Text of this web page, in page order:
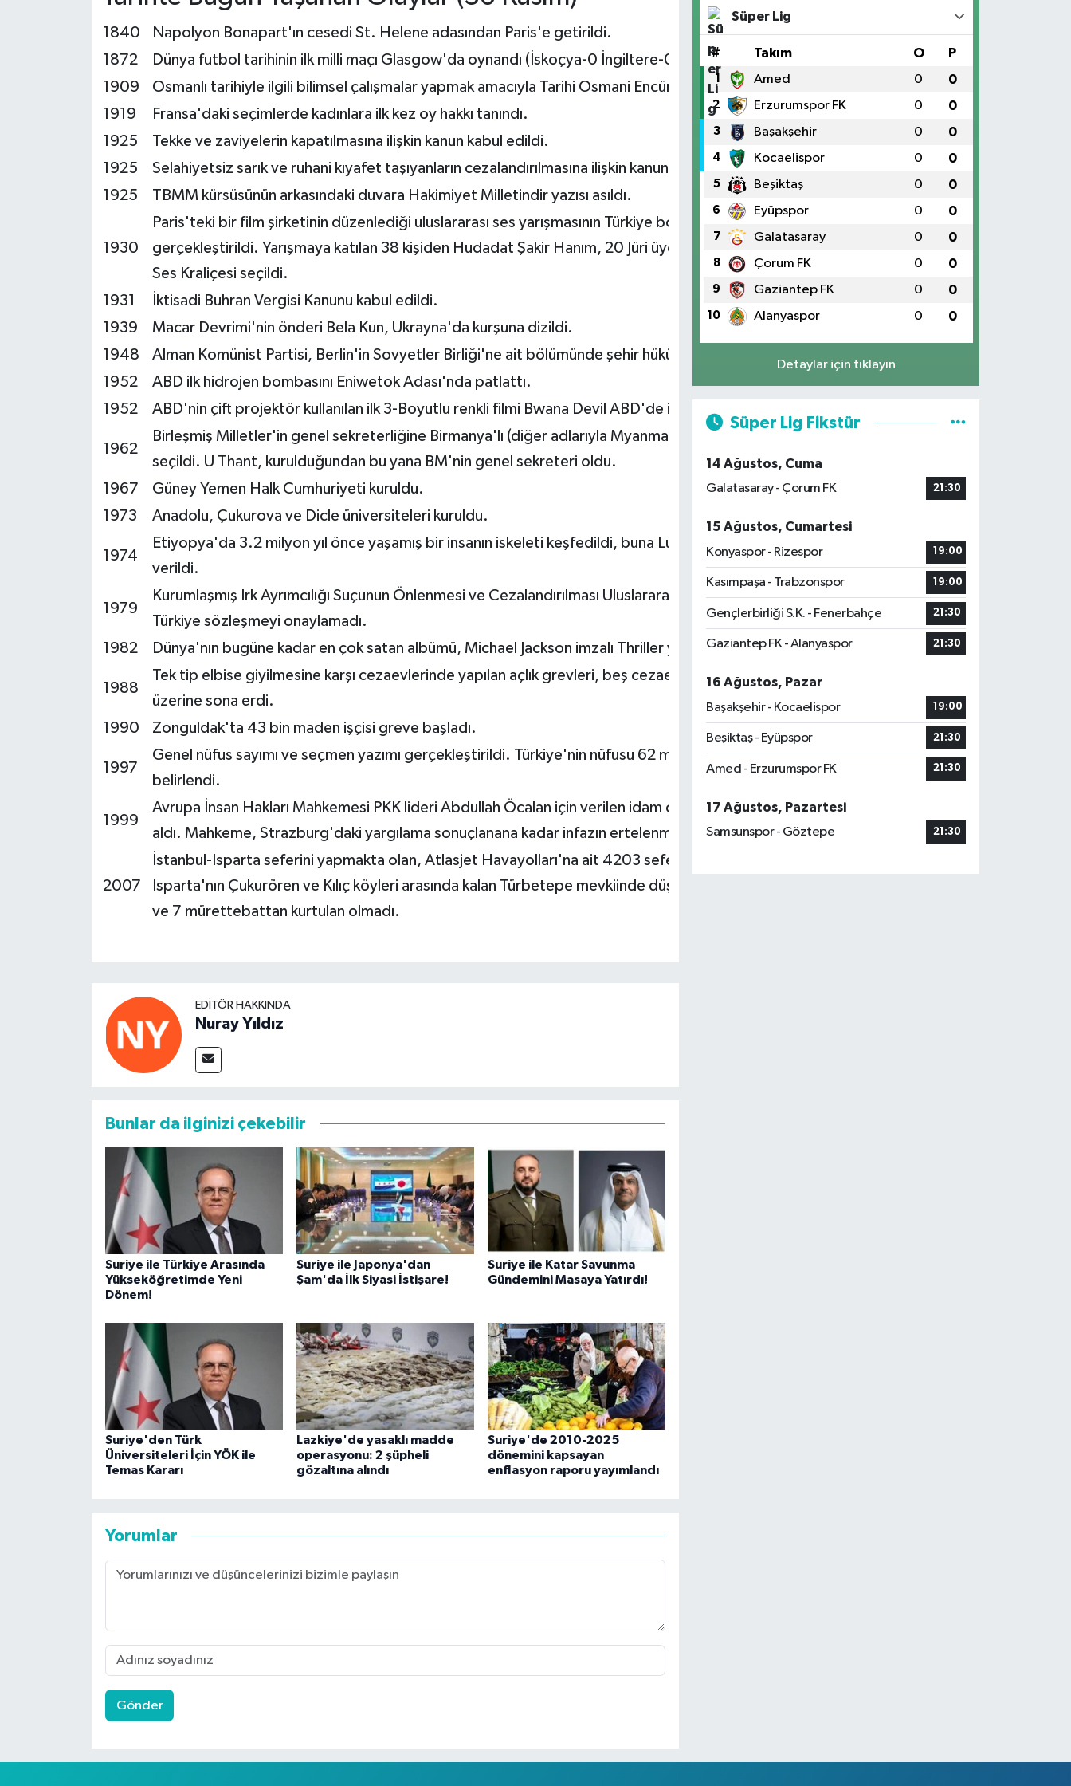
1840
Napolyon Bonapart'ın cesedi St. Helene adasından Paris'e getirildi.
1872
Dünya futbol tarihinin ilk milli maçı Glasgow'da oynandı (İskoçya-0 İngiltere-0)
1909
Osmanlı tarihiyle ilgili bilimsel çalışmalar yapmak amacıyla Tarihi Osmani Encümeni kuruldu.
1919
Fransa'daki seçimlerde kadınlara ilk kez oy hakkı tanındı.
1925
Tekke ve zaviyelerin kapatılmasına ilişkin kanun kabul edildi.
1925
Selahiyetsiz sarık ve ruhani kıyafet taşıyanların cezalandırılmasına ilişkin kanun çıktı.
1925
TBMM kürsüsünün arkasındaki duvara Hakimiyet Milletindir yazısı asıldı.
1930
Paris'teki bir film şirketinin düzenlediği uluslararası ses yarışmasının Türkiye bölümü, Cumhuriyet gazetesince
gerçekleştirildi. Yarışmaya katılan 38 kişiden Hudadat Şakir Hanım, 20 Jüri üyesinden 16'sının oyuyla Türkiye
Ses Kraliçesi seçildi.
1931
İktisadi Buhran Vergisi Kanunu kabul edildi.
1939
Macar Devrimi'nin önderi Bela Kun, Ukrayna'da kurşuna dizildi.
1948
Alman Komünist Partisi, Berlin'in Sovyetler Birliği'ne ait bölümünde şehir hükümeti oluşturdu.
1952
ABD ilk hidrojen bombasını Eniwetok Adası'nda patlattı.
1952
ABD'nin çift projektör kullanılan ilk 3-Boyutlu renkli filmi Bwana Devil ABD'de ilk kez gösterildi.
1962
Birleşmiş Milletler'in genel sekreterliğine Birmanya'lı (diğer adlarıyla Myanmar veya Burma) eğitimci U Thant
seçildi. U Thant, kurulduğundan bu yana BM'nin genel sekreteri oldu.
1967
Güney Yemen Halk Cumhuriyeti kuruldu.
1973
Anadolu, Çukurova ve Dicle üniversiteleri kuruldu.
1974
Etiyopya'da 3.2 milyon yıl önce yaşamış bir insanın iskeleti keşfedildi, buna Lucy (Australopithecus) adı
verildi.
1979
Kurumlaşmış Irk Ayrımcılığı Suçunun Önlenmesi ve Cezalandırılması Uluslararası Sözleşmesi kabul edildi.
Türkiye sözleşmeyi onaylamadı.
1982
Dünya'nın bugüne kadar en çok satan albümü, Michael Jackson imzalı Thriller yayınlandı.
1988
Tek tip elbise giyilmesine karşı cezaevlerinde yapılan açlık grevleri, beş cezaevinde anlaşmaya varılması
üzerine sona erdi.
1990
Zonguldak'ta 43 bin maden işçisi greve başladı.
1997
Genel nüfus sayımı ve seçmen yazımı gerçekleştirildi. Türkiye'nin nüfusu 62 milyon 865 bin 574 olarak
belirlendi.
1999
Avrupa İnsan Hakları Mahkemesi PKK lideri Abdullah Öcalan için verilen idam cezasına ihtiyati tedbir kararı
aldı. Mahkeme, Strazburg'daki yargılama sonuçlanana kadar infazın ertelenmesini istedi.
2007
İstanbul-Isparta seferini yapmakta olan, Atlasjet Havayolları'na ait 4203 sefer sayılı,MD-83 tipi yolcu uçağı,
Isparta'nın Çukurören ve Kılıç köyleri arasında kalan Türbetepe mevkiinde düştü. Uçakta bulunan, 50 yolcu
ve 7 mürettebattan kurtulan olmadı.
EDITÖR HAKKINDA
Nuray Yıldız
Bunlar da ilginizi çekebilir
Suriye ile Türkiye Arasında
Yükseköğretimde Yeni
Dönem!
Suriye ile Japonya'dan
Şam'da İlk Siyasi İstişare!
Suriye ile Katar Savunma
Gündemini Masaya Yatırdı!
Suriye'den Türk
Üniversiteleri İçin YÖK ile
Temas Kararı
Lazkiye'de yasaklı madde
operasyonu: 2 şüpheli
gözaltına alındı
Suriye'de 2010-2025
dönemini kapsayan
enflasyon raporu yayımlandı
Yorumlar
Gönder
Süper Lig
# Takım O P
1 Amed 0 0
2 Erzurumspor FK 0 0
3 Başakşehir 0 0
4 Kocaelispor 0 0
5 Beşiktaş 0 0
6 Eyüpspor 0 0
7 Galatasaray 0 0
8 Çorum FK 0 0
9 Gaziantep FK 0 0
10 Alanyaspor 0 0
Detaylar için tıklayın
Süper Lig Fikstür
14 Ağustos, Cuma
Galatasaray - Çorum FK
21:30
15 Ağustos, Cumartesi
Konyaspor - Rizespor
19:00
Kasımpaşa - Trabzonspor 19:00
Gençlerbirliği S.K. - Fenerbahçe 21:30
Gaziantep FK - Alanyaspor 21:30
16 Ağustos, Pazar
Başakşehir - Kocaelispor
19:00
Beşiktaş - Eyüpspor 21:30
Amed - Erzurumspor FK 21:30
17 Ağustos, Pazartesi
Samsunspor - Göztepe
21:30